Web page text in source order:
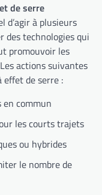
de serre
d’agir à plusieurs
des technologies qui
promouvoir les
actions suivantes
effet de serre :
commun
les courts trajets
ou hybrides
le nombre de